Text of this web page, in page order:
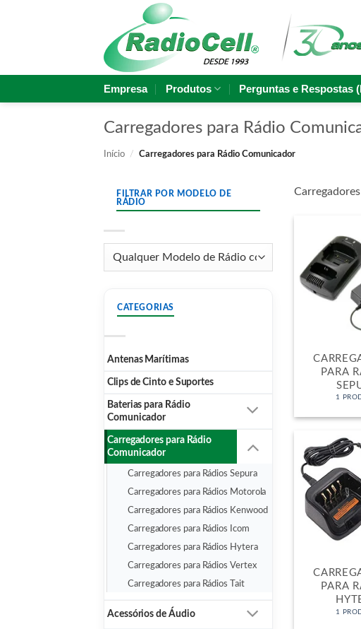
Empresa Produtos Perguntas e Respostas
Carregadores para Rádio
Início / Carregadores para Rádio Comunicador
FILTRAR POR MODELO DE
RÁDIO
CATEGORIAS
Antenas Marítimas
Clips de Cinto e Suportes
Baterias para Rádio
Comunicador
Carregadores para Rádio
Comunicador
Carregadores para Rádios Sepura
Carregadores para Rádios Motorola
Carregadores para Rádios Kenwood
Carregadores para Rádios Icom
Carregadores para Rádios Hytera
Carregadores para Rádios Vertex
Carregadores para Rádios Tait
Acessórios de Áudio
PARA
1
PARA
1